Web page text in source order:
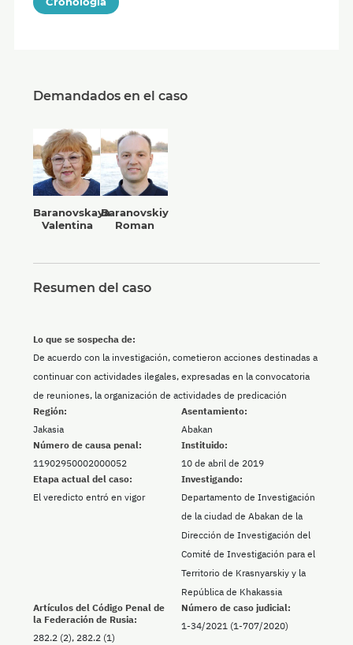
Demandados en el caso
Baranovskaya
Valentina
Baranovskiy
Roman
Resumen del caso
Región:
Jakasia
Asentamiento:
Abakan
Lo que se sospecha de:
De acuerdo con la investigación, cometieron acciones destinadas a
continuar con actividades ilegales, expresadas en la convocatoria
de reuniones, la organización de actividades de predicación
Número de causa penal:
11902950002000052
Instituido:
10 de abril de 2019
Etapa actual del caso:
El veredicto entró en vigor
Investigando:
Departamento de Investigación
de la ciudad de Abakan de la
Dirección de Investigación del
Comité de Investigación para el
Territorio de Krasnyarskiy y la
República de Khakassia
Artículos del Código Penal de
la Federación de Rusia:
282.2 (2), 282.2 (1)
Número de caso judicial:
1-34/2021 (1-707/2020)